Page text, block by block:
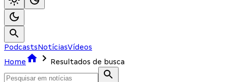
PodcastsNotíciasVídeos
Home
Resultados de busca